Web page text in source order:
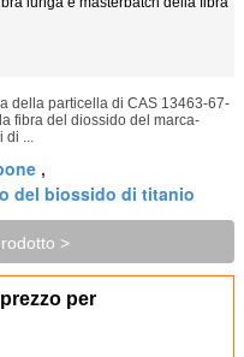
della particella di CAS 13463-67-
fibra del diossido del marca-
di ...
,
del biossido di titanio
>
per